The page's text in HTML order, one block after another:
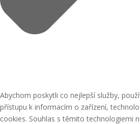
Abychom poskytli co nejlepší služby,
přístupu k informacím o zařízení,
cookies. Souhlas s těmito technologiemi